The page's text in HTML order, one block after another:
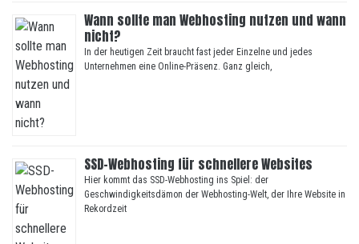
Wann sollte man Webhosting nutzen und wann
nicht?
In der heutigen Zeit braucht fast jeder Einzelne und jedes
Unternehmen eine Online-Präsenz. Ganz gleich,
SSD-Webhosting für schnellere Websites
Hier kommt das SSD-Webhosting ins Spiel: der
Geschwindigkeitsdämon der Webhosting-Welt, der Ihre Website in
Rekordzeit